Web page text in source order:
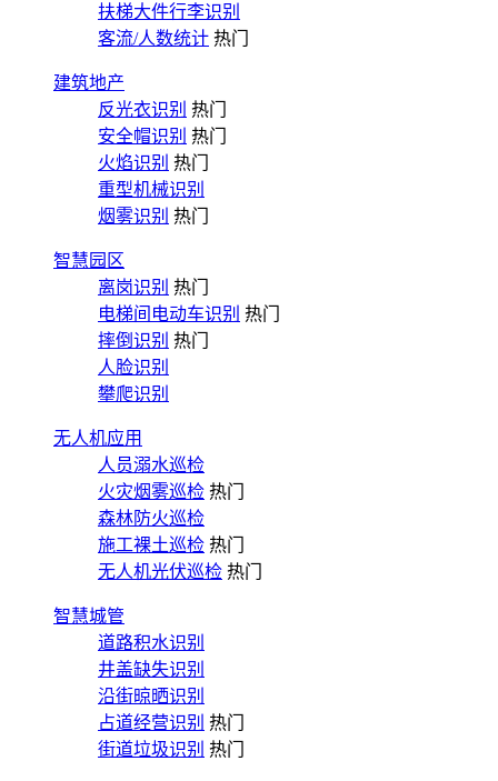
扶梯大件行李识别
客流/人数统计 热门
建筑地产
反光衣识别 热门
安全帽识别 热门
火焰识别 热门
重型机械识别
烟雾识别 热门
智慧园区
离岗识别 热门
电梯间电动车识别 热门
摔倒识别 热门
人脸识别
攀爬识别
无人机应用
人员溺水巡检
火灾烟雾巡检 热门
森林防火巡检
施工裸土巡检 热门
无人机光伏巡检 热门
智慧城管
道路积水识别
井盖缺失识别
沿街晾晒识别
占道经营识别 热门
街道垃圾识别 热门